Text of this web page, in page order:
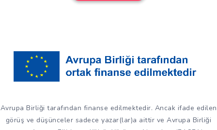
Avrupa Birliği tarafından finanse edilmektedir. Ancak ifade edilen
görüş ve düşünceler sadece yazar(lar)a aittir ve Avrupa Birliği